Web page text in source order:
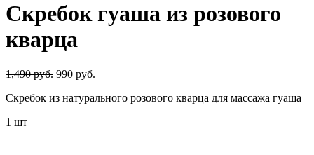
Скребок гуаша из розового
кварца
1,490 руб. 990 руб.
Скребок из натурального розового кварца для массажа гуаша
1 шт